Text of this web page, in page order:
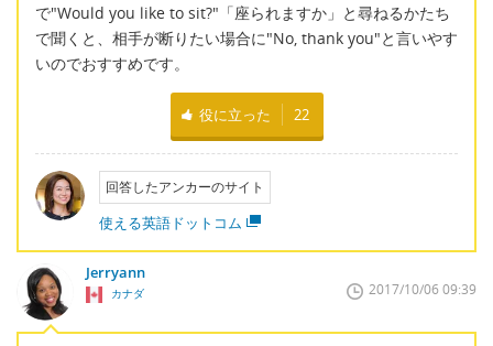
で"Would you like to sit?"「座られますか」と尋ねるかたち
で聞くと、相手が断りたい場合に"No, thank you"と言いやす
いのでおすすめです。
役に立った 22
回答したアンカーのサイト
使える英語ドットコム
Jerryann
カナダ 2017/10/06 09:39